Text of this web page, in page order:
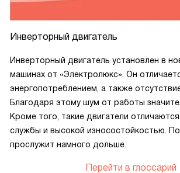
Инверторный двигатель
Инверторный двигатель установлен в
машинах от «Электролюкс». Он
энергопотреблением, а также
Благодаря этому шум от работы
Кроме того, такие двигатели
службы и высокой износостойкостью.
прослужит намного дольше.
Перейти в глоссарий